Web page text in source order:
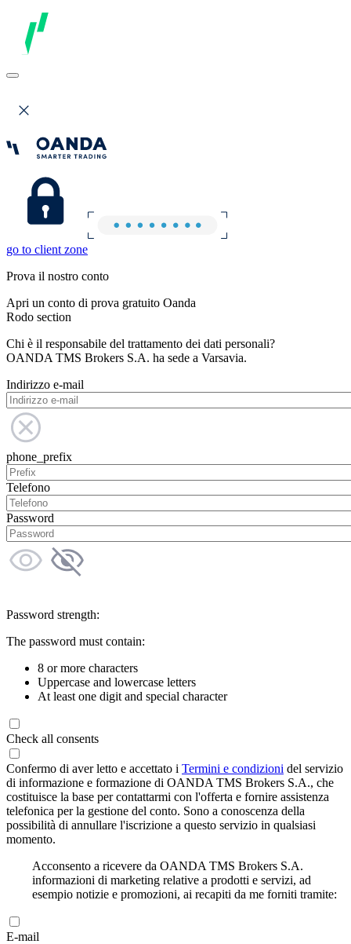
go to client zone
Prova il nostro conto
Apri un conto di prova gratuito Oanda
Rodo section
Chi è il responsabile del trattamento dei dati personali?
OANDA TMS Brokers S.A. ha sede a Varsavia.
Indirizzo e-mail
phone_prefix
Telefono
Password
Password strength:
The password must contain:
8 or more characters
Uppercase and lowercase letters
At least one digit and special character
Check all consents
Confermo di aver letto e accettato i Termini e condizioni del servizio
di informazione e formazione di OANDA TMS Brokers S.A., che
costituisce la base per contattarmi con l'offerta e fornire assistenza
telefonica per la gestione del conto. Sono a conoscenza della
possibilità di annullare l'iscrizione a questo servizio in qualsiasi
momento.
Acconsento a ricevere da OANDA TMS Brokers S.A.
informazioni di marketing relative a prodotti e servizi, ad
esempio notizie e promozioni, ai recapiti da me forniti tramite:
E-mail